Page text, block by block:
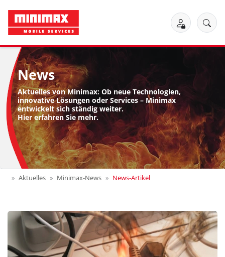
News
Aktuelles von Minimax: Ob neue Technologien,
innovative Lösungen oder Services – Minimax
entwickelt sich ständig weiter.
Hier erfahren Sie mehr.
Aktuelles Minimax-News News-Artikel